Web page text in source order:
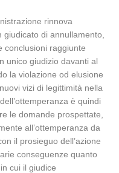
rinnova
giudicato di annullamento,
conclusioni raggiunte
unico giudizio davanti al
la violazione od elusione
vizi di legittimità nella
è quindi
le domande prospettate,
all’ottemperanza da
il prosieguo dell’azione
conseguenze quanto
cui il giudice